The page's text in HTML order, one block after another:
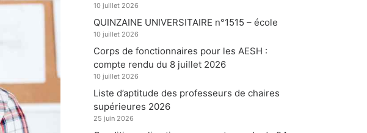
10 juillet 2026
QUINZAINE UNIVERSITAIRE n°1515 – école
10 juillet 2026
Corps de fonctionnaires pour les AESH :
compte rendu du 8 juillet 2026
10 juillet 2026
Liste d’aptitude des professeurs de chaires
supérieures 2026
25 juin 2026